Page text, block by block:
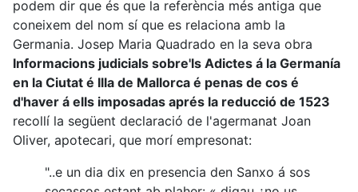
podem dir que és que la referència més antiga que
coneixem del nom sí que es relaciona amb la
Germania. Josep Maria Quadrado en la seva obra
Informacions judicials sobre'ls Adictes á la Germanía
en la Ciutat é Illa de Mallorca é penas de cos é
d'haver á ells imposadas aprés la reducció de 1523
recollí la següent declaració de l'agermanat Joan
Oliver, apotecari, que morí empresonat:
"..e un dia dix en presencia den Sanxo á sos